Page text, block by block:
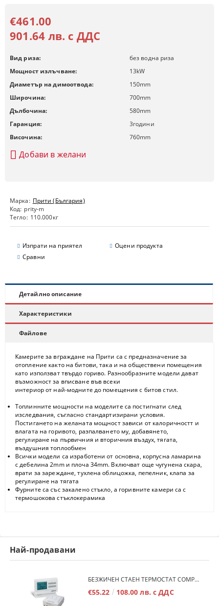
Марка: Прити (България)
Код: prity-m
Тегло: 110.000кг
Изпрати на приятел
Оцени продукта
Сравни
€461.00
901.64 лв. с ДДС
Вид риза:
без водна риза
Мощност излъчване:
13kW
Диаметър на димоотвода:
150mm
Широчина:
700mm
Дълбочина:
580mm
Гаранция:
3години
Височина:
760mm
Добави в желани
Детайлно описание
Характеристики
Файлове
Камерите за вграждане на Прити са с предназначение за
отопление както на битови, така и на обществени помещения
като използват твърдо гориво. Разнообразните модели дават
възможност за вписване във всеки
интериор от най-модните до помещения с битов стил.
Топлинните мощности на моделите са постигнати след
изследвания, съгласно стандартизирани условия.
Постигането на желаната мощност зависи от калоричностт и
влагата на горивото, разпалването му, добавянето,
регулиране на първичния и вторичния въздух, тягата,
въздушния топлообмен
Всички модели са изработени от основна, корпусна ламарина
с дебелина 2mm и плоча 34mm. Включват още чугунена скара,
врати за зареждане, тухлена облицожка, пепелник, клапа за
регулиране на тягата
Фурните са със закалено стъкло, а горивните камери са с
термошокова стъклокерамика
Най-продавани
БЕЗЖИЧЕН СТАЕН ТЕРМОСТАТ COMPUTHERM Q7RF
€55.22 108.00 лв. с ДДС